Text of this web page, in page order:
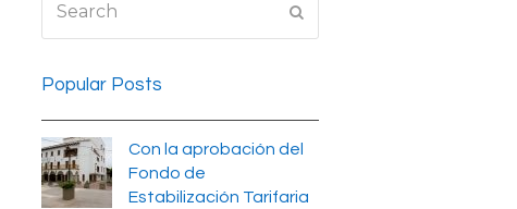
Popular Posts
Con la aprobación del
Fondo de
Estabilización Tarifaria